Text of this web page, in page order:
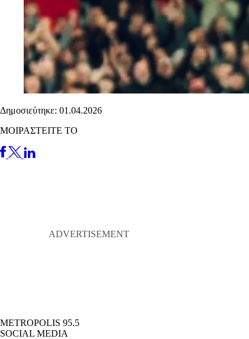
Δημοσιεύτηκε: 01.04.2026
ΜΟΙΡΑΣΤΕΙΤΕ ΤΟ
METROPOLIS 95.5
SOCIAL MEDIA